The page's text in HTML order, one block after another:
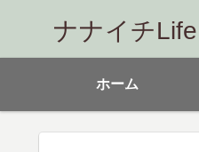
ナナイチ
ホーム